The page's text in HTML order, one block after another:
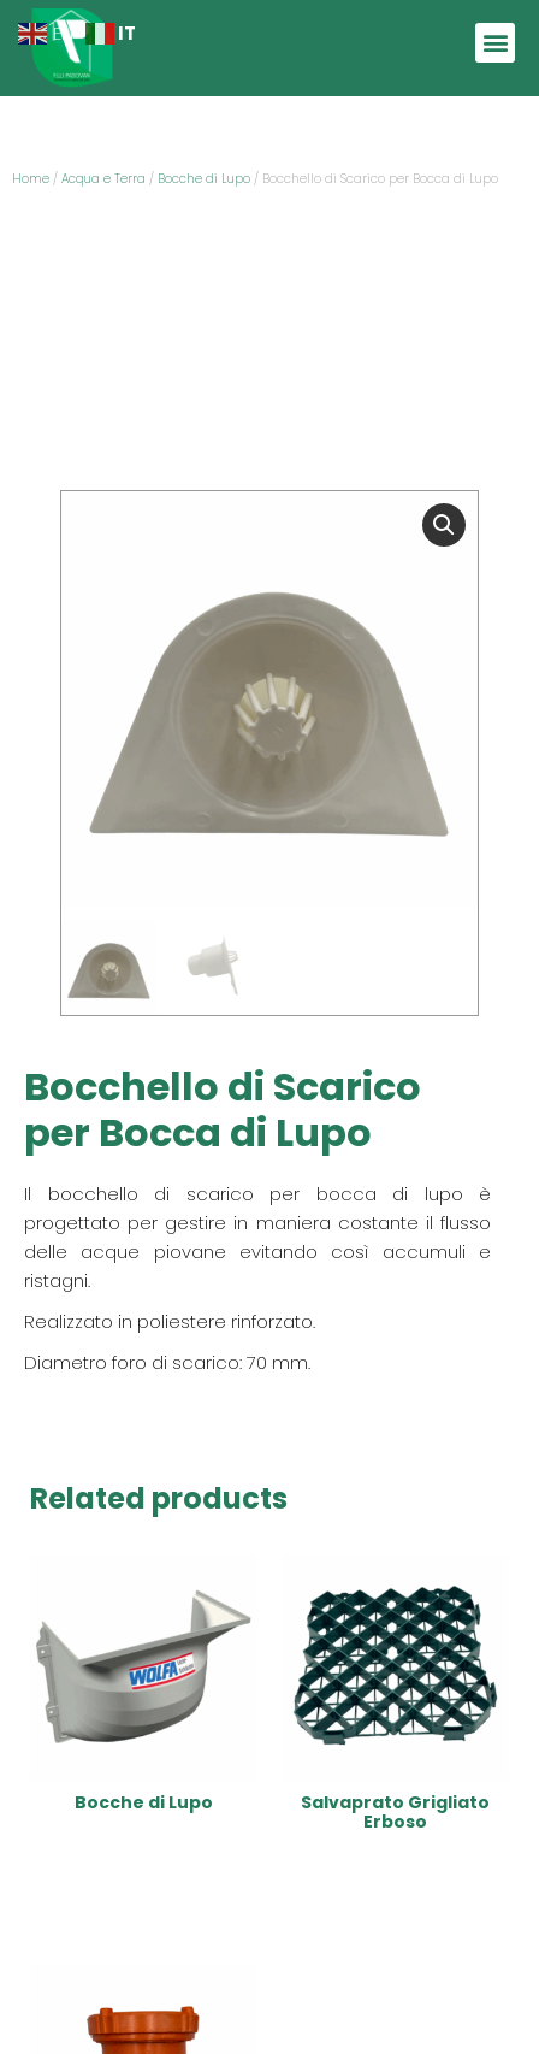
Home / Acqua e Terra / Bocche di Lupo / Bocchello di Scarico per Bocca di Lupo
Bocchello di Scarico
per Bocca di Lupo
Il bocchello di scarico per bocca di lupo è
progettato per gestire in maniera costante il flusso
delle acque piovane evitando così accumuli e
ristagni.
Realizzato in poliestere rinforzato.
Diametro foro di scarico: 70 mm.
Related products
Bocche di Lupo
Salvaprato Grigliato
Erboso
EN IT